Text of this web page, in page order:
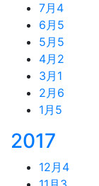
7月 4
6月 5
5月 5
4月 2
3月 1
2月 6
1月 5
2017
12月 4